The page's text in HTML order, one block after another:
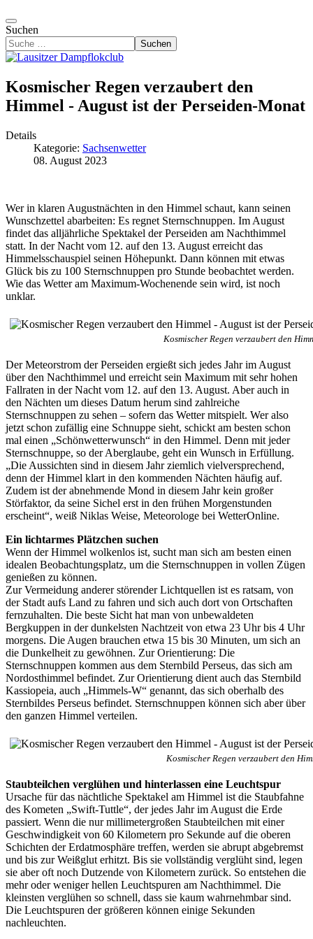
Suchen
Suchen
Kosmischer Regen verzaubert den
Himmel - August ist der Perseiden-Monat
Details
Kategorie: Sachsenwetter
08. August 2023
Wer in klaren Augustnächten in den Himmel schaut, kann seinen
Wunschzettel abarbeiten: Es regnet Sternschnuppen. Im August
findet das alljährliche Spektakel der Perseiden am Nachthimmel
statt. In der Nacht vom 12. auf den 13. August erreicht das
Himmelsschauspiel seinen Höhepunkt. Dann können mit etwas
Glück bis zu 100 Sternschnuppen pro Stunde beobachtet werden.
Wie das Wetter am Maximum-Wochenende sein wird, ist noch
unklar.
Kosmischer Regen verzaubert den
Der Meteorstrom der Perseiden ergießt sich jedes Jahr im August
über den Nachthimmel und erreicht sein Maximum mit sehr hohen
Fallraten in der Nacht vom 12. auf den 13. August. Aber auch in
den Nächten um dieses Datum herum sind zahlreiche
Sternschnuppen zu sehen – sofern das Wetter mitspielt. Wer also
jetzt schon zufällig eine Schnuppe sieht, schickt am besten schon
mal einen „Schönwetterwunsch“ in den Himmel. Denn mit jeder
Sternschnuppe, so der Aberglaube, geht ein Wunsch in Erfüllung.
„Die Aussichten sind in diesem Jahr ziemlich vielversprechend,
denn der Himmel klart in den kommenden Nächten häufig auf.
Zudem ist der abnehmende Mond in diesem Jahr kein großer
Störfaktor, da seine Sichel erst in den frühen Morgenstunden
erscheint“, weiß Niklas Weise, Meteorologe bei WetterOnline.
Ein lichtarmes Plätzchen suchen
Wenn der Himmel wolkenlos ist, sucht man sich am besten einen
idealen Beobachtungsplatz, um die Sternschnuppen in vollen Zügen
genießen zu können.
Zur Vermeidung anderer störender Lichtquellen ist es ratsam, von
der Stadt aufs Land zu fahren und sich auch dort von Ortschaften
fernzuhalten. Die beste Sicht hat man von unbewaldeten
Bergkuppen in der dunkelsten Nachtzeit von etwa 23 Uhr bis 4 Uhr
morgens. Die Augen brauchen etwa 15 bis 30 Minuten, um sich an
die Dunkelheit zu gewöhnen. Zur Orientierung: Die
Sternschnuppen kommen aus dem Sternbild Perseus, das sich am
Nordosthimmel befindet. Zur Orientierung dient auch das Sternbild
Kassiopeia, auch „Himmels-W“ genannt, das sich oberhalb des
Sternbildes Perseus befindet. Sternschnuppen können sich aber über
den ganzen Himmel verteilen.
Kosmischer Regen verzaubert den
Staubteilchen verglühen und hinterlassen eine Leuchtspur
Ursache für das nächtliche Spektakel am Himmel ist die Staubfahne
des Kometen „Swift-Tuttle“, der jedes Jahr im August die Erde
passiert. Wenn die nur millimetergroßen Staubteilchen mit einer
Geschwindigkeit von 60 Kilometern pro Sekunde auf die oberen
Schichten der Erdatmosphäre treffen, werden sie abrupt abgebremst
und bis zur Weißglut erhitzt. Bis sie vollständig verglüht sind, legen
sie aber oft noch Dutzende von Kilometern zurück. So entstehen die
mehr oder weniger hellen Leuchtspuren am Nachthimmel. Die
kleinsten verglühen so schnell, dass sie kaum wahrnehmbar sind.
Die Leuchtspuren der größeren können einige Sekunden
nachleuchten.